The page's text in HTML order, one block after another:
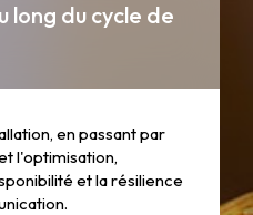
long du cycle de
en passant par
l'optimisation,
et la résilience